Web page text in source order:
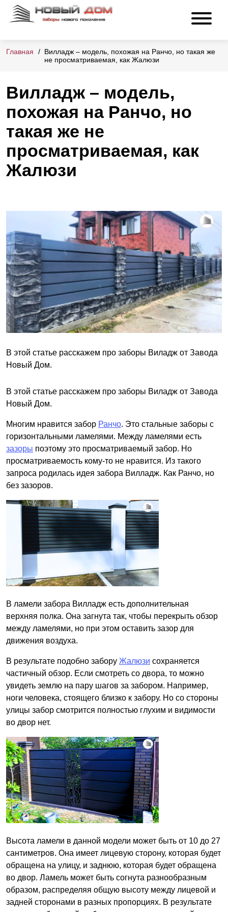
Главная
Вилладж – модель, похожая на Ранчо, но такая же
не просматриваемая, как Жалюзи
Вилладж – модель,
похожая на Ранчо, но
такая же не
просматриваемая, как
Жалюзи
В этой статье расскажем про заборы Виладж от Завода
Новый Дом.
В этой статье расскажем про заборы Виладж от Завода
Новый Дом.
Многим нравится забор Ранчо. Это стальные заборы с
горизонтальными ламелями. Между ламелями есть
зазоры поэтому это просматриваемый забор. Но
просматриваемость кому-то не нравится. Из такого
запроса родилась идея забора Вилладж. Как Ранчо, но
без зазоров.
В ламели забора Вилладж есть дополнительная
верхняя полка. Она загнута так, чтобы перекрыть обзор
между ламелями, но при этом оставить зазор для
движения воздуха.
В результате подобно забору Жалюзи сохраняется
частичный обзор. Если смотреть со двора, то можно
увидеть землю на пару шагов за забором. Например,
ноги человека, стоящего близко к забору. Но со стороны
улицы забор смотрится полностью глухим и видимости
во двор нет.
Высота ламели в данной модели может быть от 10 до 27
сантиметров. Она имеет лицевую сторону, которая будет
обращена на улицу, и заднюю, которая будет обращена
во двор. Ламель может быть согнута разнообразным
образом, распределяя общую высоту между лицевой и
задней сторонами в разных пропорциях. В результате